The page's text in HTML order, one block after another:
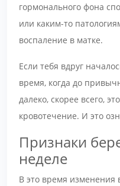
гормонального фона
или каким-то
воспаление в матке.
Если тебя вдруг
время, когда до
далеко, скорее всего,
кровотечение. И это
Признаки
неделе
В это время изменения